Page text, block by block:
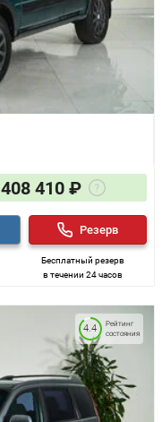
408 410 ₽
Бесплатный резерв
в течении 24 часов
Резерв
Рейтинг
состояния
4.4